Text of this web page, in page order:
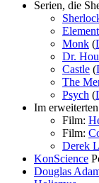
Serien, die
Monk (
Dr.
Castle (
The
Psych (
Im
Film:
Film:
Derek
KonScience
Douglas